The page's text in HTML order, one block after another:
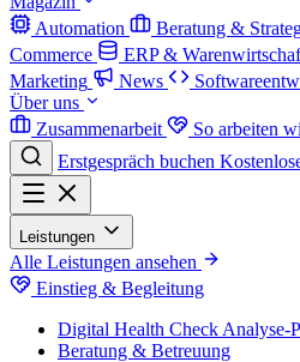
Automation
Beratung &
Commerce
ERP &
Marketing
News
Über uns
Zusammenarbeit
So arbeiten
Erstgespräch buchen
Leistungen
Alle Leistungen ansehen
Einstieg & Begleitung
Digital Health Check Analyse-
Beratung & Betreuung